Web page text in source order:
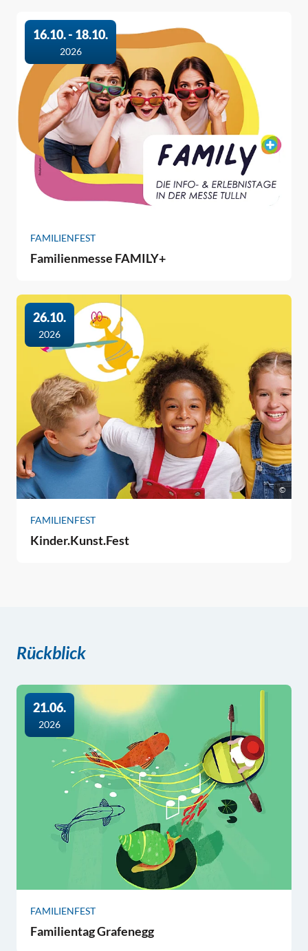
16.10. - 18.10.
2026
FAMILIENFEST
Familienmesse FAMILY+
©
26.10.
2026
FAMILIENFEST
Kinder.Kunst.Fest
Rückblick
21.06.
2026
FAMILIENFEST
Familientag Grafenegg